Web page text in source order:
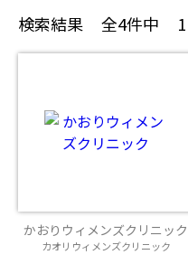
検索結果 全4件中
かおりウィメンズクリニック
カオリウィメンズクリニック